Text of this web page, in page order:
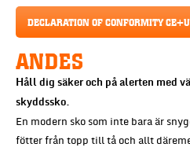
DECLARATION OF CONFORMITY
ANDES
Håll dig säker och på alerten med
skyddssko.
En modern sko som inte bara är
fötter från topp till tå och allt